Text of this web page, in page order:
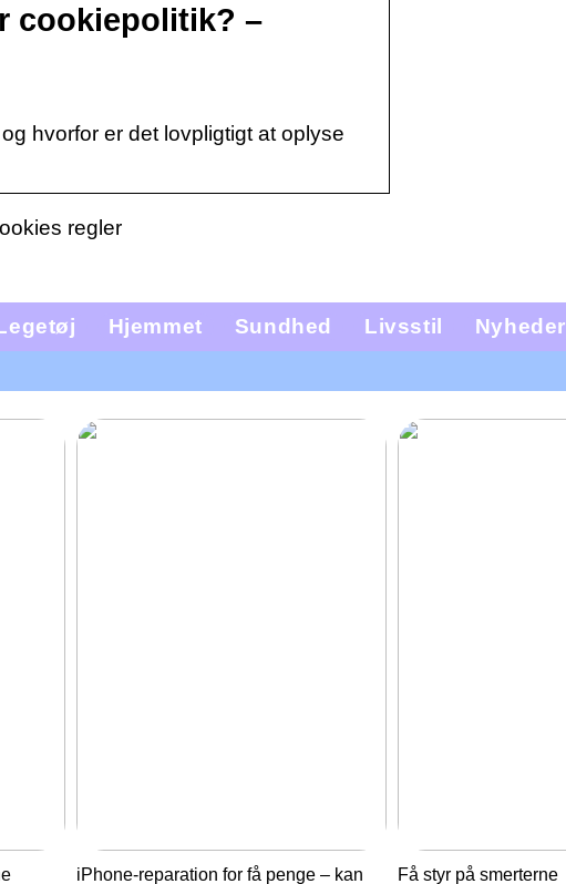
cookiepolitik? –
hvorfor er det lovpligtigt at oplyse
regler
Hjemmet Sundhed Livsstil Nyheder
iPhone-reparation for få penge – kan
Få styr på smerterne